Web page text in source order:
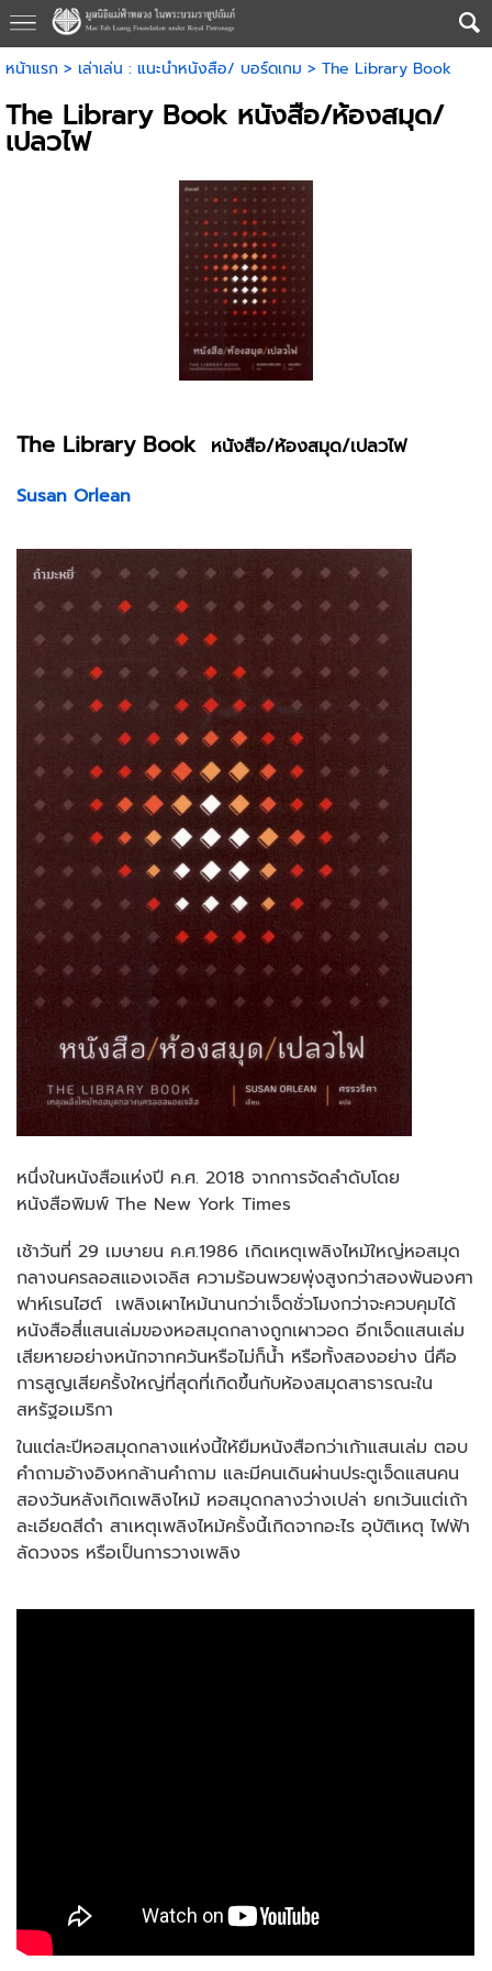
หน้าแรก > เล่าเล่น : แนะนำหนังสือ/ บอร์ดเกม > The Library Book
The Library Book หนังสือ/ห้องสมุด/
เปลวไฟ
The Library Book หนังสือ/ห้องสมุด/เปลวไฟ
Susan Orlean
หนึ่งในหนังสือแห่งปี ค.ศ. 2018 จากการจัดลำดับโดย
หนังสือพิมพ์ The New York Times
เช้าวันที่ 29 เมษายน ค.ศ.1986 เกิดเหตุเพลิงไหม้ใหญ่หอสมุด
กลางนครลอสแองเจลิส ความร้อนพวยพุ่งสูงกว่าสองพันองศา
ฟาห์เรนไฮต์ เพลิงเผาไหม้นานกว่าเจ็ดชั่วโมงกว่าจะควบคุมได้
หนังสือสี่แสนเล่มของหอสมุดกลางถูกเผาวอด อีกเจ็ดแสนเล่ม
เสียหายอย่างหนักจากควันหรือไม่ก็น้ำ หรือทั้งสองอย่าง นี่คือ
การสูญเสียครั้งใหญ่ที่สุดที่เกิดขึ้นกับห้องสมุดสาธารณะใน
สหรัฐอเมริกา
ในแต่ละปีหอสมุดกลางแห่งนี้ให้ยืมหนังสือกว่าเก้าแสนเล่ม ตอบ
คำถามอ้างอิงหกล้านคำถาม และมีคนเดินผ่านประตูเจ็ดแสนคน
สองวันหลังเกิดเพลิงไหม้ หอสมุดกลางว่างเปล่า ยกเว้นแต่เถ้า
ละเอียดสีดำ สาเหตุเพลิงไหม้ครั้งนี้เกิดจากอะไร อุบัติเหตุ ไฟฟ้า
ลัดวงจร หรือเป็นการวางเพลิง